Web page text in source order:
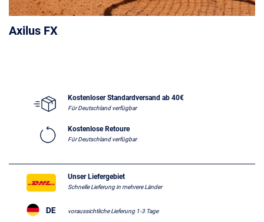
Axilus FX
Kostenloser Standardversand ab 40€
Für Deutschland verfügbar
Kostenlose Retoure
Für Deutschland verfügbar
Unser Liefergebiet
Schnelle Lieferung in mehrere Länder
voraussichtliche Lieferung 1-3 Tage